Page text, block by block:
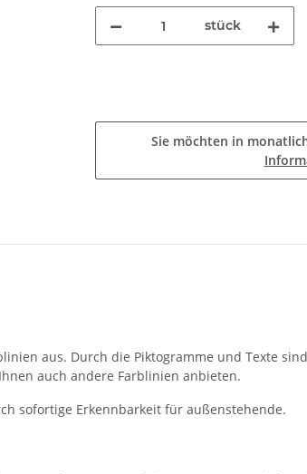
stück
Sie möchten in
aus. Durch die Piktogramme und Texte
auch andere Farblinien anbieten.
sofortige Erkennbarkeit für außenstehende.